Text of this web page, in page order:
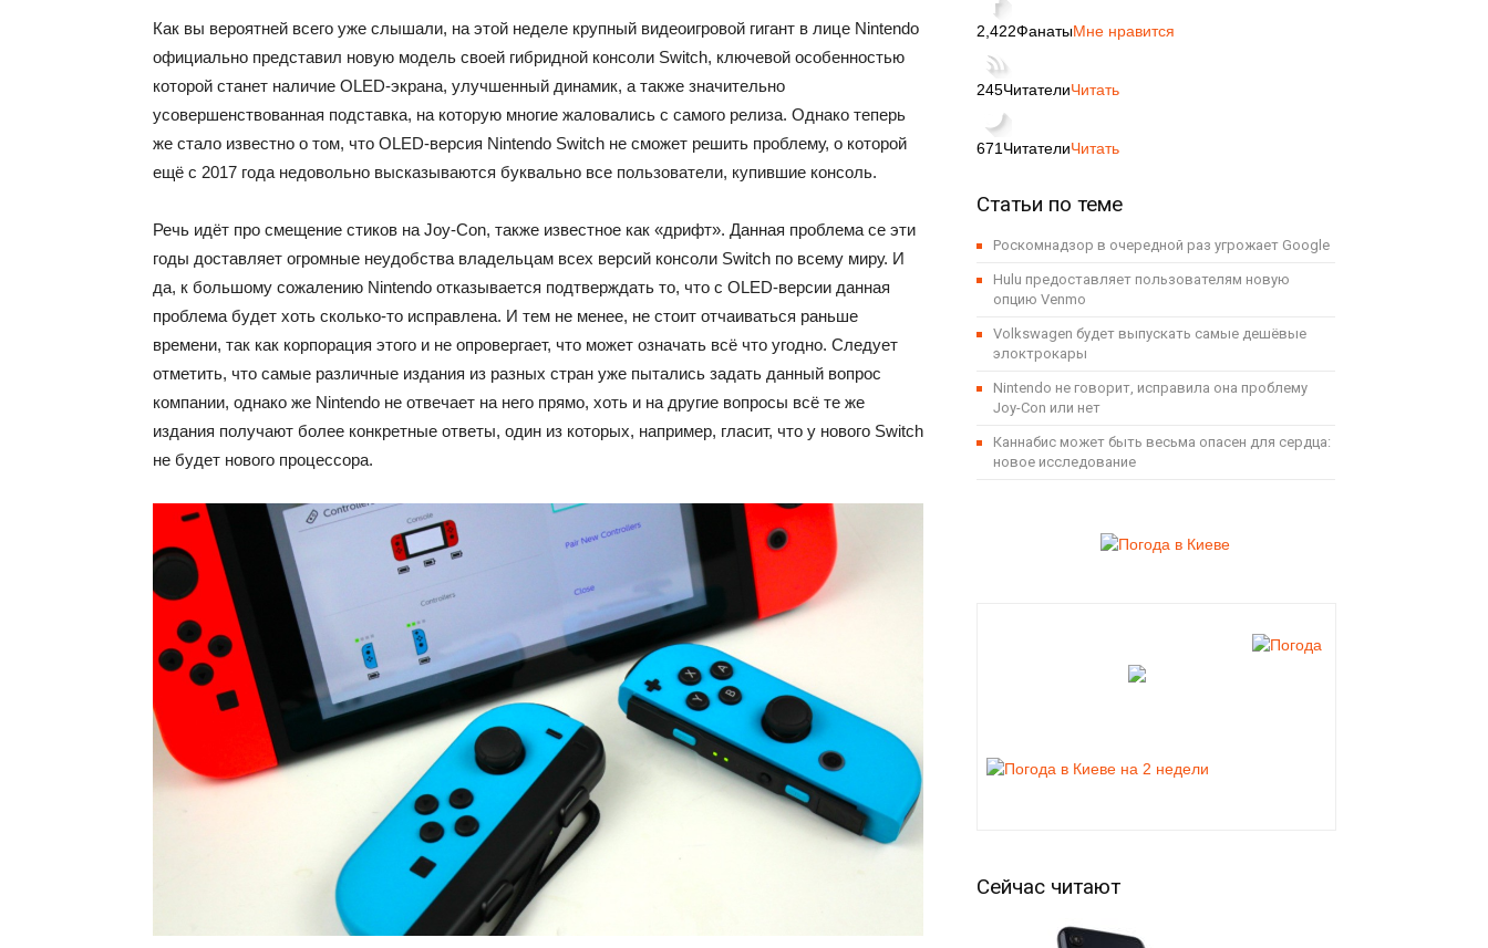
Как вы вероятней всего уже слышали, на этой неделе крупный видеоигровой гигант в лице Nintendo
официально представил новую модель своей гибридной консоли Switch, ключевой особенностью
которой станет наличие OLED-экрана, улучшенный динамик, а также значительно
усовершенствованная подставка, на которую многие жаловались с самого релиза. Однако теперь
же стало известно о том, что OLED-версия Nintendo Switch не сможет решить проблему, о которой
ещё с 2017 года недовольно высказываются буквально все пользователи, купившие консоль.
Речь идёт про смещение стиков на Joy-Con, также известное как «дрифт». Данная проблема се эти
годы доставляет огромные неудобства владельцам всех версий консоли Switch по всему миру. И
да, к большому сожалению Nintendo отказывается подтверждать то, что с OLED-версии данная
проблема будет хоть сколько-то исправлена. И тем не менее, не стоит отчаиваться раньше
времени, так как корпорация этого и не опровергает, что может означать всё что угодно. Следует
отметить, что самые различные издания из разных стран уже пытались задать данный вопрос
компании, однако же Nintendo не отвечает на него прямо, хоть и на другие вопросы всё те же
издания получают более конкретные ответы, один из которых, например, гласит, что у нового Switch
не будет нового процессора.
2,422ФанатыМне нравится
245ЧитателиЧитать
671 ЧитателиЧитать
Статьи по теме
Роскомнадзор в очередной раз угрожает Google
Hulu предоставляет пользователям новую
опцию Venmo
Volkswagen будет выпускать самые дешёвые
элоктрокары
Nintendo не говорит, исправила она проблему
Joy-Con или нет
Каннабис может быть весьма опасен для сердца:
новое исследование
Сейчас читают